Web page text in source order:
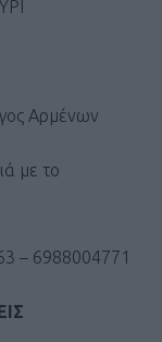
Αρμένων
με το
– 6988004771